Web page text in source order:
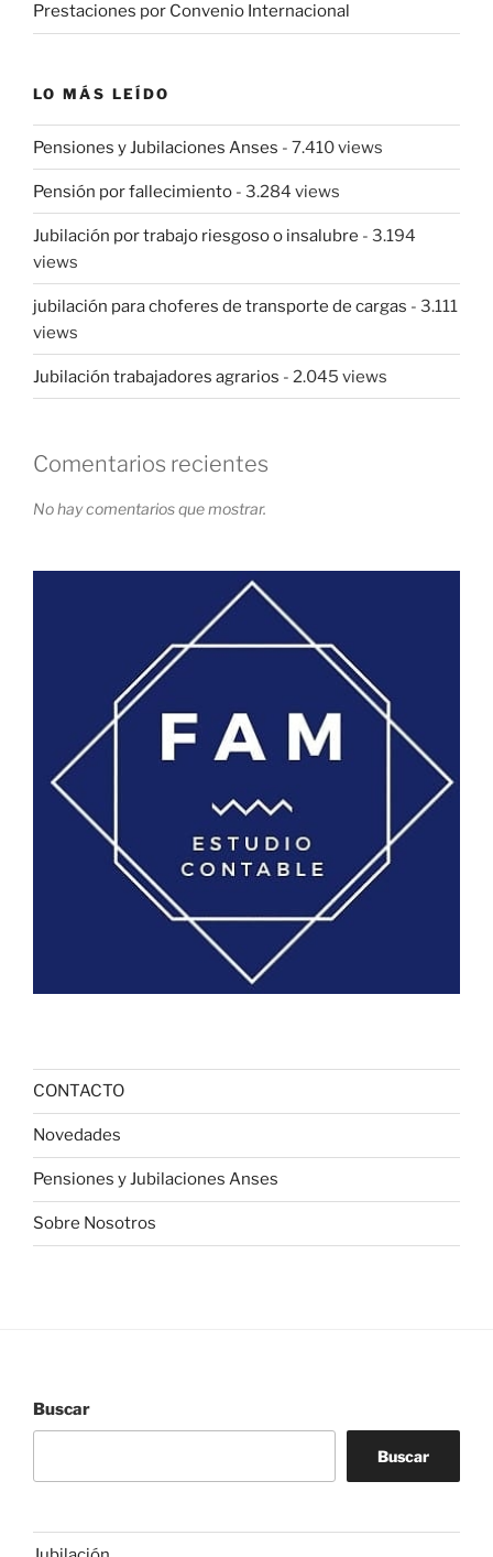
Prestaciones por Convenio Internacional
LO MÁS LEÍDO
Pensiones y Jubilaciones Anses - 7.410 views
Pensión por fallecimiento - 3.284 views
Jubilación por trabajo riesgoso o insalubre - 3.194
views
jubilación para choferes de transporte de cargas - 3.111
views
Jubilación trabajadores agrarios - 2.045 views
Comentarios recientes
No hay comentarios que mostrar.
CONTACTO
Novedades
Pensiones y Jubilaciones Anses
Sobre Nosotros
Buscar
Buscar